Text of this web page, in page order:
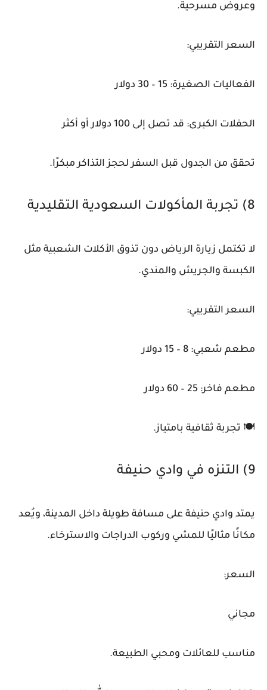
وعروض مسرحية.
السعر التقريبي:
الفعاليات الصغيرة: 15 – 30 دولار
الحفلات الكبرى: قد تصل إلى 100 دولار أو أكثر
تحقق من الجدول قبل السفر لحجز التذاكر مبكرًا.
8) تجربة المأكولات السعودية التقليدية
لا تكتمل زيارة الرياض دون تذوق الأكلات الشعبية مثل
الكبسة والجريش والمندي.
السعر التقريبي:
مطعم شعبي: 8 – 15 دولار
مطعم فاخر: 25 – 60 دولار
🍽️ تجربة ثقافية بامتياز.
9) التنزه في وادي حنيفة
يمتد وادي حنيفة على مسافة طويلة داخل المدينة، ويُعد
مكانًا مثاليًا للمشي وركوب الدراجات والاسترخاء.
السعر:
مجاني
مناسب للعائلات ومحبي الطبيعة.